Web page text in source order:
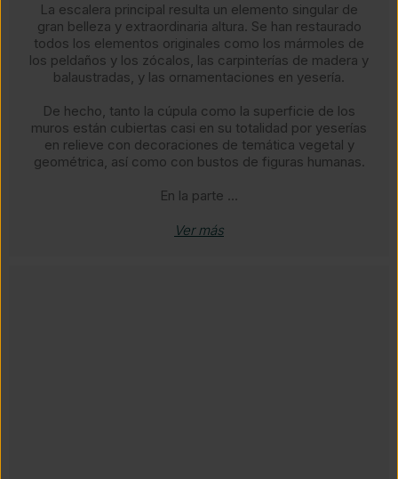
La escalera principal resulta un elemento singular de
gran belleza y extraordinaria altura. Se han restaurado
todos los elementos originales como los mármoles de
los peldaños y los zócalos, las carpinterías de madera y
balaustradas, y las ornamentaciones en yesería.
​De hecho, tanto la cúpula como la superficie de los
muros están cubiertas casi en su totalidad por yeserías
en relieve con decoraciones de temática vegetal y
geométrica, así como con bustos de figuras humanas.​
En la parte ...
Ver más